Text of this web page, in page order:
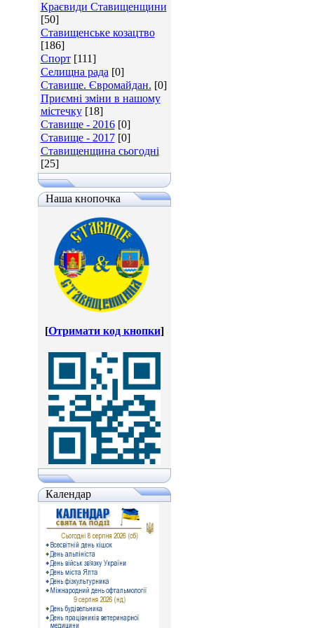
Краєвиди Ставищенщини
[50]
Ставищенське козацтво
[186]
Спорт [111]
Селищна рада [0]
Ставище. Євромайдан. [0]
Приємні зміни в нашому
містечку [18]
Ставище - 2016 [0]
Ставище - 2017 [0]
Ставищенщина сьогодні
[25]
Наша кнопочка
[Отримати код кнопки]
Календар